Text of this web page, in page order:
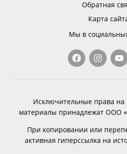
Обратная
Карта
Мы в
Исключительные права на
материалы принадлежат ООО
При копировании или
активная гиперссылка на